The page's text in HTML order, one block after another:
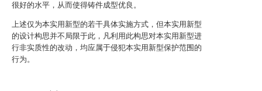
很好的水平，从而使得铸件成型优良。
上述仅为本实用新型的若干具体实施方式，但本实用新型
的设计构思并不局限于此，凡利用此构思对本实用新型进
行非实质性的改动，均应属于侵犯本实用新型保护范围的
行为。